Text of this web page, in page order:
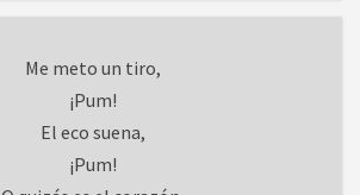
Me meto un tiro,
¡Pum!
El eco suena,
¡Pum!